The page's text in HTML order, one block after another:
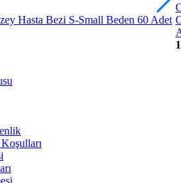
Hasta Bezi S-Small Beden 60 Adet